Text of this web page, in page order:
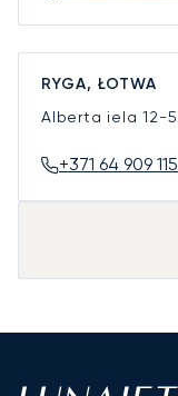
RYGA, ŁOTWA
Alberta iela 12-5
+371 64 909 115